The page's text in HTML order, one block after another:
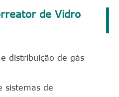
de Vidro
distribuição de gás
sistemas de